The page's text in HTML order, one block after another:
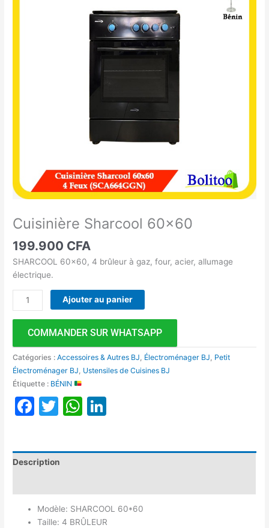
Cuisinière Sharcool 60×60
199.900 CFA
SHARCOOL 60×60, 4 brûleur à gaz, four, acier, allumage
électrique.
Ajouter au panier
COMMANDER SUR WHATSAPP
Catégories :Accessoires & Autres BJ Électroménager BJ Petit
Électroménager BJ Ustensiles de Cuisines BJ
Étiquette : BÉNIN
Facebook
TwitterWhatsApp
Description
Modèle: SHARCOOL 60*60
Taille: 4 BRÛLEUR